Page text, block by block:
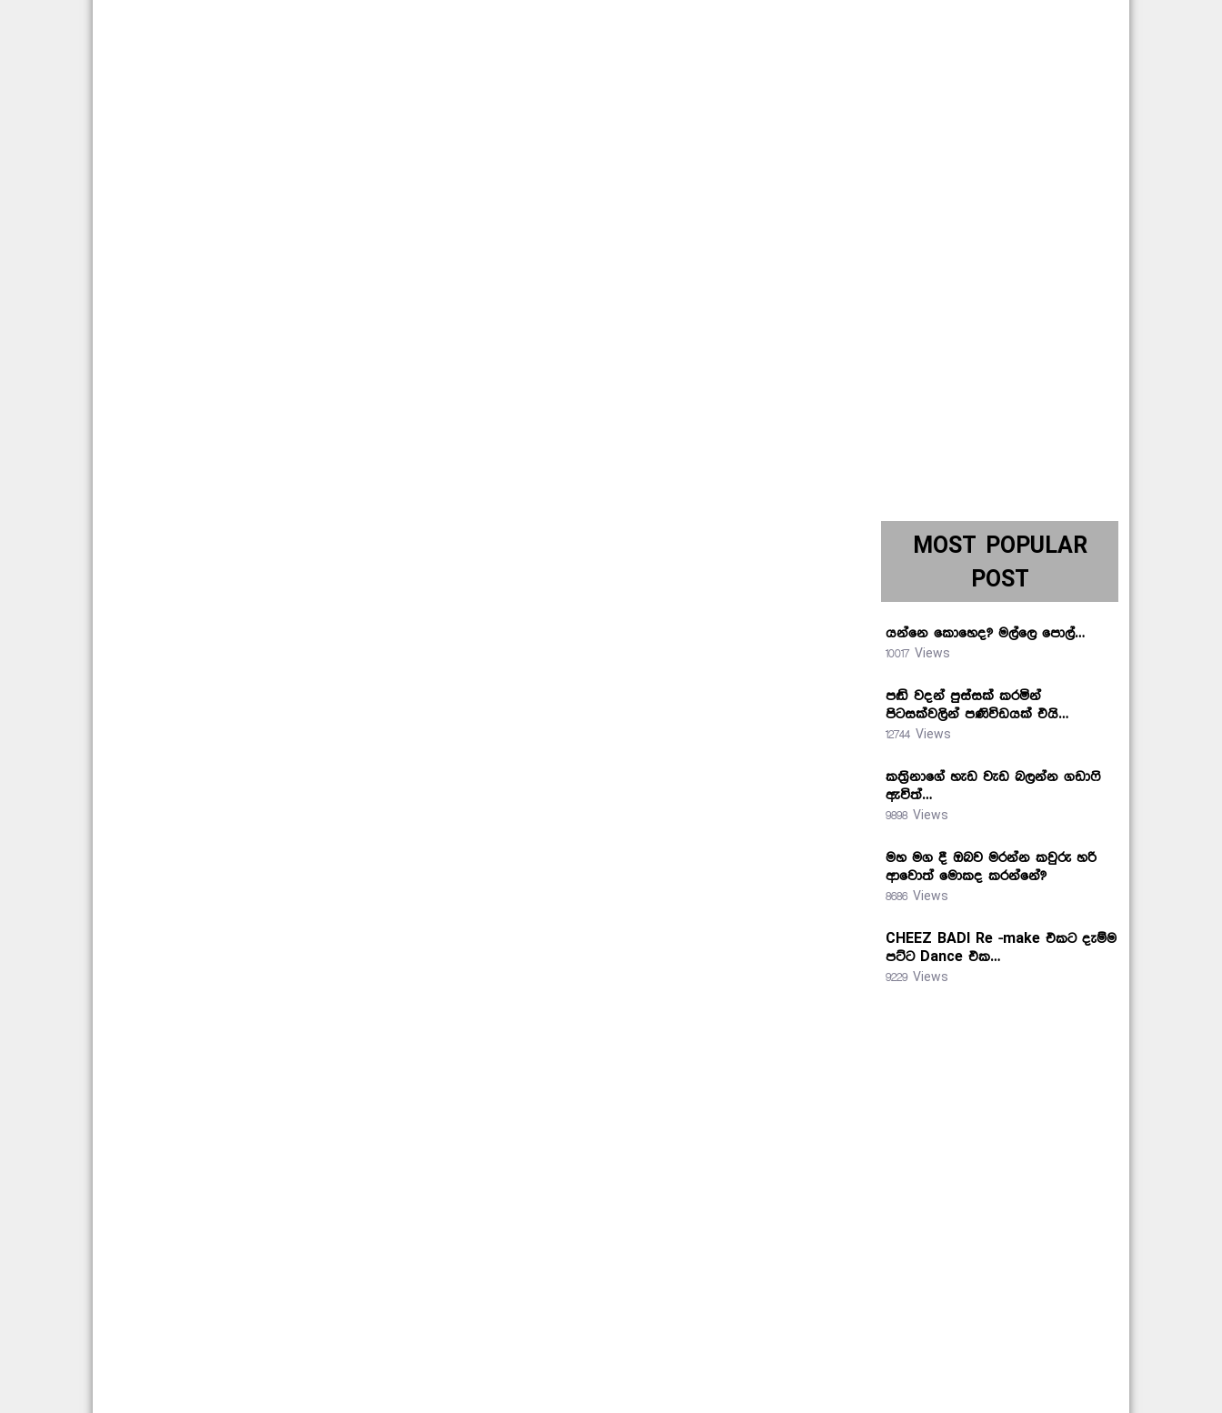
MOST POPULAR
POST
යන්නෙ කොහෙද? මල්ලෙ පොල්…
10017 Views
පඬි වදන් පුස්සක් කරමින්
පිටසක්වලින් පණිවිඩයක් එයි…
12744 Views
කත්‍රිනාගේ හැඩ වැඩ බලන්න ගඩාෆි
ඇවිත්…
9898 Views
මහ මග දී ඔබව මරන්න කවුරු හරි
ආවොත් මොකද කරන්නේ?
8686 Views
CHEEZ BADI Re -make එකට දැම්ම
පට්ට Dance එක…
9229 Views